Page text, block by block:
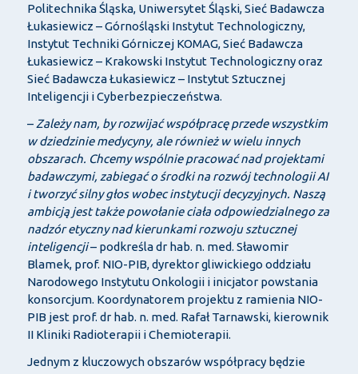
Politechnika Śląska, Uniwersytet Śląski, Sieć Badawcza
Łukasiewicz – Górnośląski Instytut Technologiczny,
Instytut Techniki Górniczej KOMAG, Sieć Badawcza
Łukasiewicz – Krakowski Instytut Technologiczny oraz
Sieć Badawcza Łukasiewicz – Instytut Sztucznej
Inteligencji i Cyberbezpieczeństwa.
– Zależy nam, by rozwijać współpracę przede wszystkim
w dziedzinie medycyny, ale również w wielu innych
obszarach. Chcemy wspólnie pracować nad projektami
badawczymi, zabiegać o środki na rozwój technologii AI
i tworzyć silny głos wobec instytucji decyzyjnych. Naszą
ambicją jest także powołanie ciała odpowiedzialnego za
nadzór etyczny nad kierunkami rozwoju sztucznej
inteligencji– podkreśla dr hab. n. med. Sławomir
Blamek, prof. NIO-PIB, dyrektor gliwickiego oddziału
Narodowego Instytutu Onkologii i inicjator powstania
konsorcjum. Koordynatorem projektu z ramienia NIO-
PIB jest prof. dr hab. n. med. Rafał Tarnawski, kierownik
II Kliniki Radioterapii i Chemioterapii.
Jednym z kluczowych obszarów współpracy będzie